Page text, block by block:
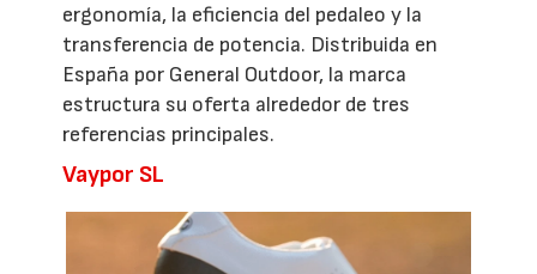
ergonomía, la eficiencia del pedaleo y la
transferencia de potencia. Distribuida en
España por General Outdoor, la marca
estructura su oferta alrededor de tres
referencias principales.
Vaypor SL